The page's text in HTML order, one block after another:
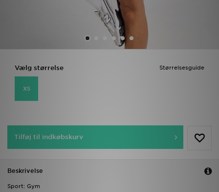
Størrelsesguide
Vælg størrelse
XS
Tilføj til indkøbskurv
Beskrivelse
Sport: Gym